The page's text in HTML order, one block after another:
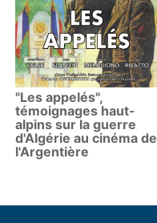
"Les appelés",
témoignages haut-
alpins sur la guerre
d'Algérie au cinéma de
l'Argentière